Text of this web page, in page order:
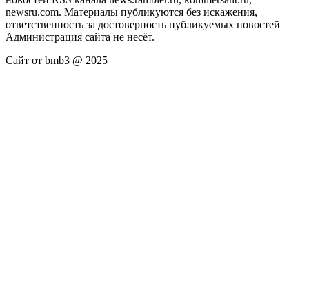
newsru.com. Материалы публикуются без искажения,
ответственность за достоверность публикуемых новостей
Администрация сайта не несёт.
Сайт от bmb3 @ 2025